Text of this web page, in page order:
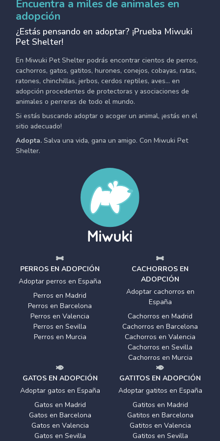
Encuentra a miles de animales en
adopción
¿Estás pensando en adoptar? ¡Prueba Miwuki
Pet Shelter!
En Miwuki Pet Shelter podrás encontrar cientos de perros,
cachorros, gatos, gatitos, hurones, conejos, cobayas, ratas,
ratones, chinchillas, jerbos, cerdos reptiles, aves... en
adopción procedentes de protectoras y asociaciones de
animales o perreras de todo el mundo.
Si estás buscando adoptar o acoger un animal, ¡estás en el
sitio adecuado!
Adopta. Salva una vida, gana un amigo. Con Miwuki Pet
Shelter.
PERROS EN ADOPCIÓN
Adoptar perros en España
Perros en Madrid
Perros en Barcelona
Perros en Valencia
Perros en Sevilla
Perros en Murcia
CACHORROS EN
ADOPCIÓN
Adoptar cachorros en
España
Cachorros en Madrid
Cachorros en Barcelona
Cachorros en Valencia
Cachorros en Sevilla
Cachorros en Murcia
GATOS EN ADOPCIÓN
Adoptar gatos en España
Gatos en Madrid
Gatos en Barcelona
Gatos en Valencia
Gatos en Sevilla
GATITOS EN ADOPCIÓN
Adoptar gatitos en España
Gatitos en Madrid
Gatitos en Barcelona
Gatitos en Valencia
Gatitos en Sevilla